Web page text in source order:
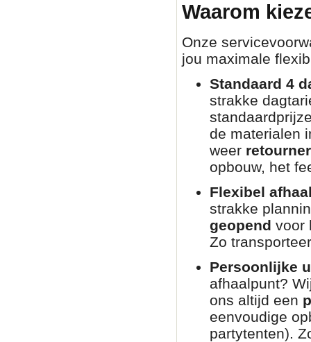
Waarom
Onze
jou maximale
Standaard 4
strakke
de materialen
weer
opbouw, het
Flexibel
strakke
geopend voor
Zo
Persoonlijke
afhaalpunt?
ons altijd een
eenvoudige
partytenten).